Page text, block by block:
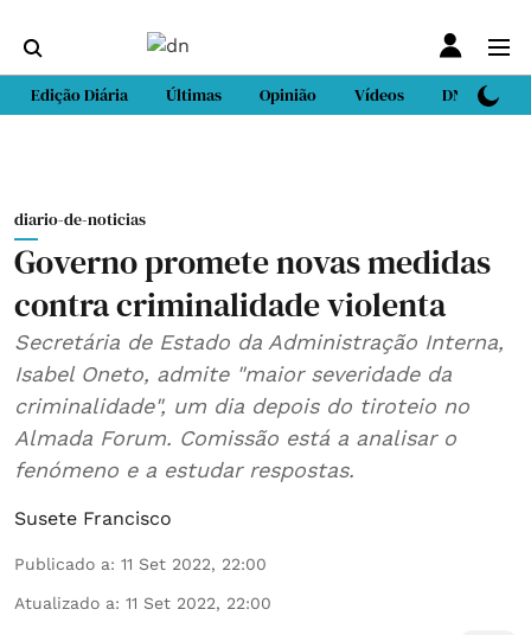
Edição Diária Últimas Opinião Vídeos DN Sport
diario-de-noticias
Governo promete novas medidas
contra criminalidade violenta
Secretária de Estado da Administração Interna,
Isabel Oneto, admite "maior severidade da
criminalidade", um dia depois do tiroteio no
Almada Forum. Comissão está a analisar o
fenómeno e a estudar respostas.
Susete Francisco
Publicado a: 11 Set 2022, 22:00
Atualizado a: 11 Set 2022, 22:00